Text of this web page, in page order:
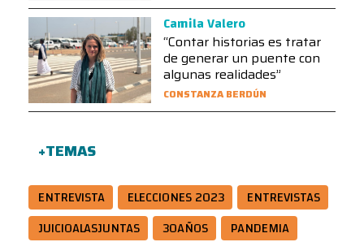
Camila Valero
“Contar historias es tratar
de generar un puente con
algunas realidades”
CONSTANZA BERDÚN
+TEMAS
ENTREVISTA ELECCIONES 2023
ENTREVISTAS
JUICIOALASJUNTAS
30AÑOS
PANDEMIA